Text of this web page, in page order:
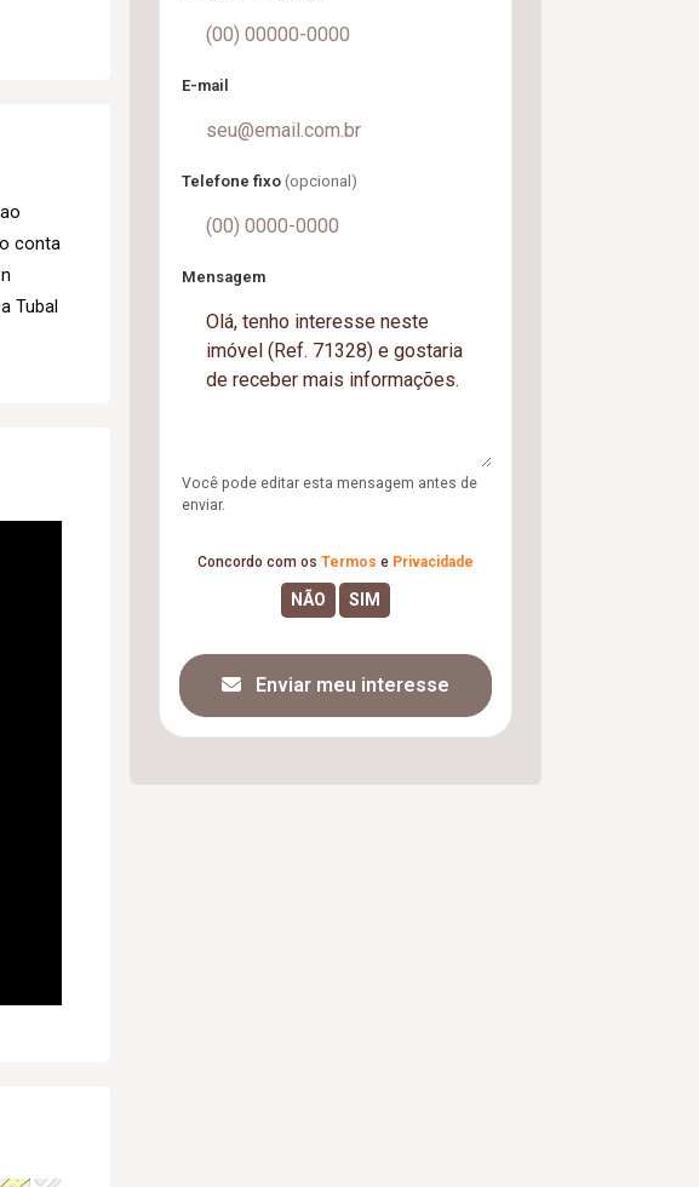
conta
Tubal
E-mail
Telefone fixo (opcional)
Mensagem
Você pode editar esta mensagem antes de
enviar.
Concordo com os Termos e Privacidade
Enviar meu interesse